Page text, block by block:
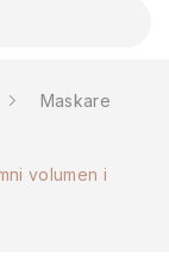
Maskare
volumen i